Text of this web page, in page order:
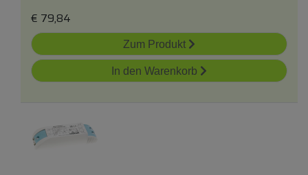
€ 79,84
Zum Produkt
In den Warenkorb